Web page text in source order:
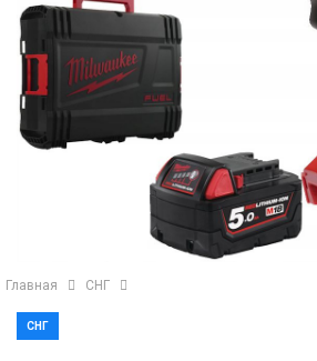
Главная СНГ
СНГ